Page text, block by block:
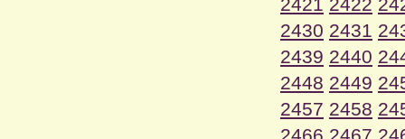
2421 2422
2430 2431
2439 2440
2448 2449
2457 2458